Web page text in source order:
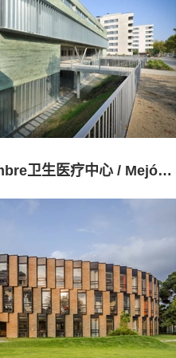
11 de Setembre卫生医疗中心 / Mejón Arquitectura